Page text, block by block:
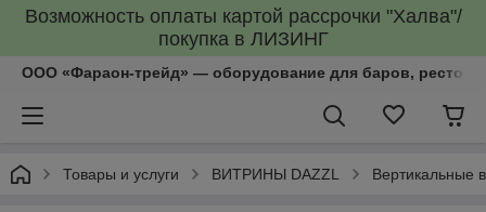
Возможность оплаты картой рассрочки "Халва"/
покупка в ЛИЗИНГ
ООО «Фараон-трейд»‎ — оборудование для баров,
Товары и услуги ВИТРИНЫ DAZZL Вертикальные